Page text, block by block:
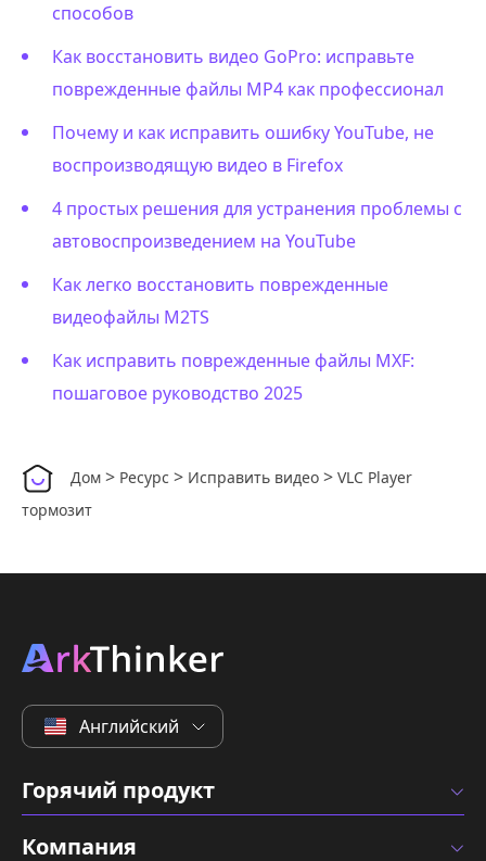
способов
Как восстановить видео GoPro: исправьте
поврежденные файлы MP4 как профессионал
Почему и как исправить ошибку YouTube, не
воспроизводящую видео в Firefox
4 простых решения для устранения проблемы с
автовоспроизведением на YouTube
Как легко восстановить поврежденные
видеофайлы M2TS
Как исправить поврежденные файлы MXF:
пошаговое руководство 2025
Дом > Ресурс > Исправить видео > VLC Player
тормозит
Английский
Горячий продукт
Компания